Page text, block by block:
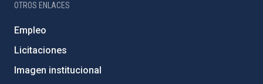
OTROS ENLACES
Empleo
Licitaciones
Imagen institucional